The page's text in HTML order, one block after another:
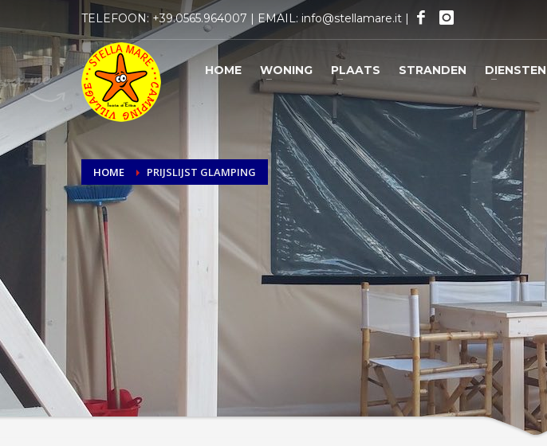
TELEFOON: +39.0565.964007 | EMAIL: info@stellamare.it |
HOME WONING PLAATS STRANDEN DIENSTEN
HOME PRIJSLIJST GLAMPING